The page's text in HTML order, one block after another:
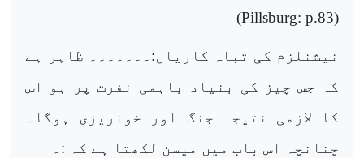
(
Pillsburg: p.83
)
نیشنلزم کی تباہ کاریاں:۔۔۔۔۔۔۔ ظاہر ہے
کہ جس چیز کی بنیاد باہمی نفرت پر ہو اس
کا لازمی نتیجہ جنگ اور خونریزی ہوگا۔
چنانچہ اس باب میں میسن لکھتا ہے کہ :۔